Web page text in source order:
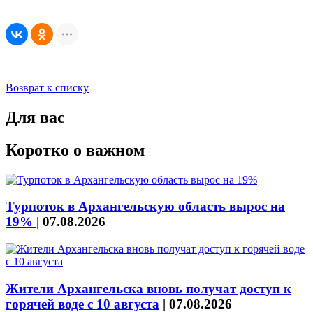
Возврат к списку
Для вас
Коротко о важном
Турпоток в Архангельскую область вырос на
19% | 07.08.2026
Жители Архангельска вновь получат доступ к
горячей воде с 10 августа | 07.08.2026